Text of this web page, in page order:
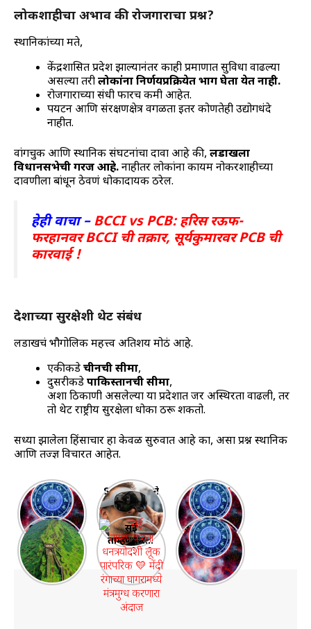
लोकशाहीचा अभाव की रोजगाराचा प्रश्न?
स्थानिकांच्या मते,
केंद्रशासित प्रदेश झाल्यानंतर काही प्रमाणात सुविधा वाढल्या
असल्या तरीलोकांना निर्णयप्रक्रियेत भाग घेता येत नाही.
रोजगाराच्या संधी फारच कमी आहेत.
पर्यटन आणि संरक्षणक्षेत्र वगळता इतर कोणतेही उद्योगधंदे
नाहीत.
वांगचुक आणि स्थानिक संघटनांचा दावा आहे की, लडाखला
विधानसभेची गरज आहे.नाहीतर लोकांना कायम नोकरशाहीच्या
दावणीला बांधून ठेवणं धोकादायक ठरेल.
हेही वाचा – BCCI vs PCB: हरिस रऊफ-
फरहानवर BCCI ची तक्रार, सूर्यकुमारवर PCB ची
कारवाई !
देशाच्या सुरक्षेशी थेट संबंध
लडाखचं भौगोलिक महत्त्व अतिशय मोठं आहे.
एकीकडेचीनची सीमा,
दुसरीकडेपाकिस्तानची सीमा,
अशा ठिकाणी असलेल्या या प्रदेशात जर अस्थिरता वाढली, तर
तो थेट राष्ट्रीय सुरक्षेला धोका ठरू शकतो.
सध्या झालेला हिंसाचार हा केवळ सुरुवात आहे का, असा प्रश्न स्थानिक
आणि तज्ज्ञ विचारत आहेत.
साप्ताहिक
राशिभविष्य
27 Oct – 2
Nov 2025:
पैसा, नोकरी,
फ्लॅट! तुमचं
नशीब काय
सांगतं?
Samsung ने
लॉन्च केला
जबरदस्त
Galaxy XR
हेडसेट
“20 ते 26
ऑक्टोबर
2025
साप्ताहिक
राशीभविष्य |
महालक्ष्मी
योगात
चमकणार ७
महाराष्ट्रातील
१० प्रसिद्ध
आणि सर्वात
मोठे किल्ले |
Top 10
सई
ताम्हणकरचा
धनत्रयोदशी
लूक पारंपरिक
💛 मेंदी
रंगाच्या
घागरामध्ये
आदित्य-मंगल
योग 2025:
भाग्याचा
आठवडा सुरू